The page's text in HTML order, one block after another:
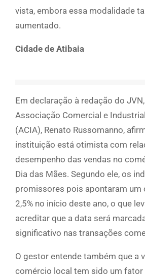
vista, embora essa modalidade
aumentado.
Cidade de Atibaia
Em declaração à redação do
Associação Comercial e
(ACIA), Renato Russomanno,
instituição está otimista com
desempenho das vendas no
Dia das Mães. Segundo ele, os
promissores pois apontaram um
2,5% no início deste ano, o que
acreditar que a data será
significativo nas transações
O gestor entende também que a
comércio local tem sido um fator